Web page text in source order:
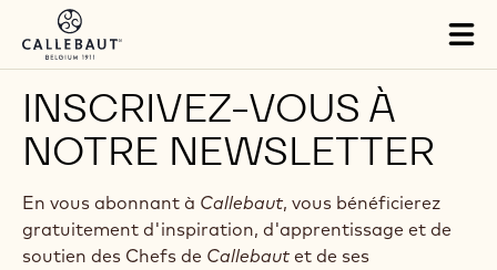
Skip to main content
INSCRIVEZ-VOUS À
NOTRE NEWSLETTER
En vous abonnant à Callebaut, vous bénéficierez
gratuitement d'inspiration, d'apprentissage et de
soutien des Chefs de Callebaut et de ses